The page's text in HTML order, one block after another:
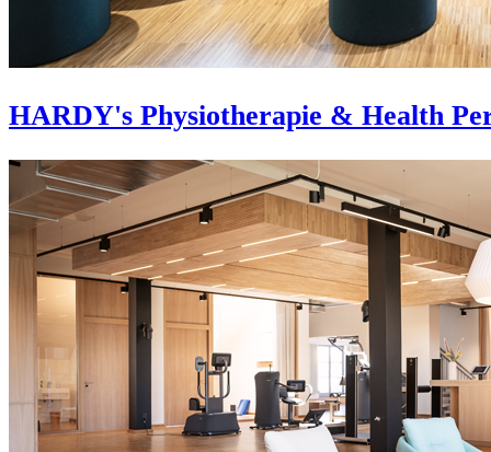
HARDY's Physiotherapie & Health